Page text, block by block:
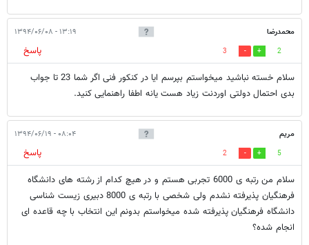
محمدرضا ۱۳:۱۹ - ۱۳۹۴/۰۶/۰۸
2
3
پاسخ
سلام خسته نباشید میخواستم بپرسم ایا در کنکور فنی اگر شما 23 تا جواب
بدی احتمال دولتی اوردنت زیاد هست یانه اطفا راهنمایی کنید.
مریم ۰۸:۰۴ - ۱۳۹۴/۰۶/۱۹
5
2
پاسخ
سلام من رتبه ی 6000 تجربی هستم و در هیچ کدام از رشته های دانشگاه
فرهنگیان پذیرفته نشدم ولی شخصی با رتبه ی 8000 دبیری زیست شناسی
دانشگاه فرهنگیان پذیرفته شده میخواستم بدونم این انتخاب با چه قاعده ای
انجام شده؟